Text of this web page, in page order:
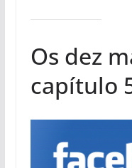
Os dez
capítulo